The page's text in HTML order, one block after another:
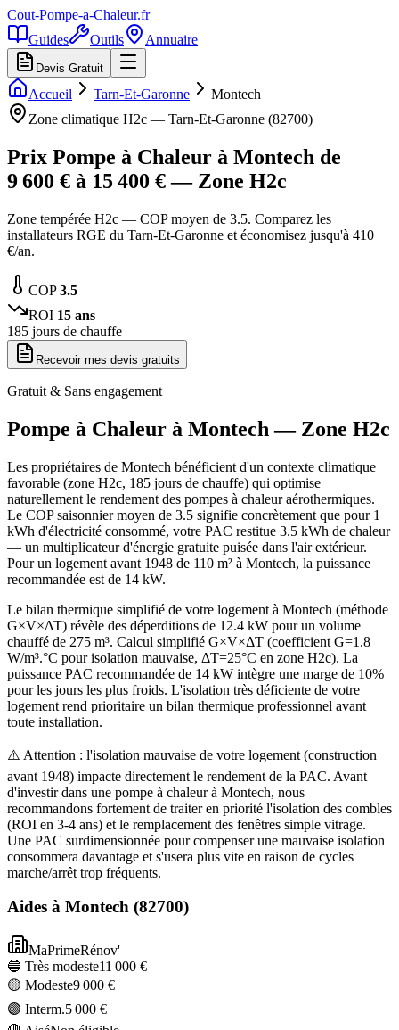
Cout-Pompe-a-Chaleur.fr
Guides
Outils Annuaire
Devis Gratuit
Accueil Tarn-Et-Garonne
Montech
Zone climatique H2c — Tarn-Et-Garonne (82700)
Prix Pompe à Chaleur à Montech de
9 600 € à 15 400 € — Zone H2c
Zone tempérée H2c — COP moyen de 3.5. Comparez les
installateurs RGE du Tarn-Et-Garonne et économisez jusqu'à 410
€/an.
COP3.5
ROI 15 ans
185 jours de chauffe
Recevoir mes devis gratuits
Gratuit & Sans engagement
Pompe à Chaleur à Montech — Zone H2c
Les propriétaires de Montech bénéficient d'un contexte climatique
favorable (zone H2c, 185 jours de chauffe) qui optimise
naturellement le rendement des pompes à chaleur aérothermiques.
Le COP saisonnier moyen de 3.5 signifie concrètement que pour 1
kWh d'électricité consommé, votre PAC restitue 3.5 kWh de chaleur
— un multiplicateur d'énergie gratuite puisée dans l'air extérieur.
Pour un logement avant 1948 de 110 m² à Montech, la puissance
recommandée est de 14 kW.
Le bilan thermique simplifié de votre logement à Montech (méthode
G×V×ΔT) révèle des déperditions de 12.4 kW pour un volume
chauffé de 275 m³. Calcul simplifié G×V×ΔT (coefficient G=1.8
W/m³.°C pour isolation mauvaise, ΔT=25°C en zone H2c). La
puissance PAC recommandée de 14 kW intègre une marge de 10%
pour les jours les plus froids. L'isolation très déficiente de votre
logement rend prioritaire un bilan thermique professionnel avant
toute installation.
⚠️ Attention : l'isolation mauvaise de votre logement (construction
avant 1948) impacte directement le rendement de la PAC. Avant
d'investir dans une pompe à chaleur à Montech, nous
recommandons fortement de traiter en priorité l'isolation des combles
(ROI en 3-4 ans) et le remplacement des fenêtres simple vitrage.
Une PAC surdimensionnée pour compenser une mauvaise isolation
consommera davantage et s'usera plus vite en raison de cycles
marche/arrêt trop fréquents.
Aides à Montech (82700)
MaPrimeRénov'
🔵 Très modeste11 000 €
🟡 Modeste9 000 €
🟣 Interm.5 000 €